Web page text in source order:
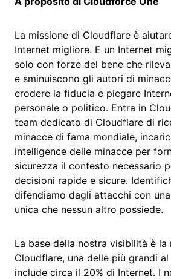
La missione di Cloudflare è
Internet migliore. E un Internet
solo con forze del bene che
e sminuiscono gli autori di
erodere la fiducia e piegare
personale o politico. Entra in
team dedicato di Cloudflare di
minacce di fama mondiale,
intelligence delle minacce per
sicurezza il contesto necessario
decisioni rapide e sicure.
difendiamo dagli attacchi con
unica che nessun altro possiede.
La base della nostra visibilità è
Cloudflare, una delle più grandi
include circa il 20% di Internet. I